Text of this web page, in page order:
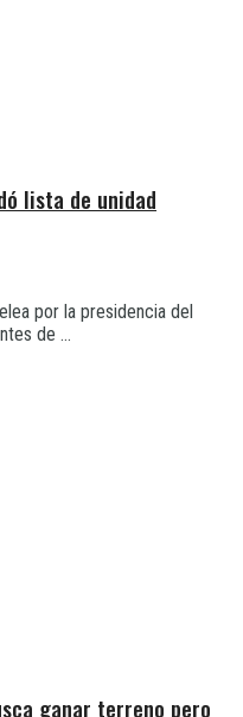
lista de unidad
por la presidencia del
de ...
ganar terreno pero